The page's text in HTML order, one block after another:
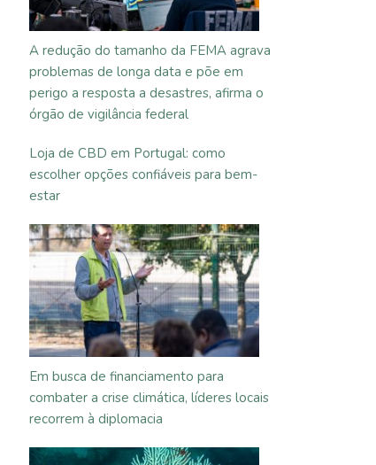
A redução do tamanho da FEMA agrava
problemas de longa data e põe em
perigo a resposta a desastres, afirma o
órgão de vigilância federal
Loja de CBD em Portugal: como
escolher opções confiáveis para bem-
estar
Em busca de financiamento para
combater a crise climática, líderes locais
recorrem à diplomacia